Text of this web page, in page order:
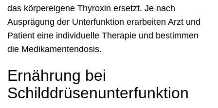
das körpereigene Thyroxin ersetzt. Je nach
Ausprägung der Unterfunktion erarbeiten Arzt und
Patient eine individuelle Therapie und bestimmen
die Medikamentendosis.
Ernährung bei
Schilddrüsenunterfunktion